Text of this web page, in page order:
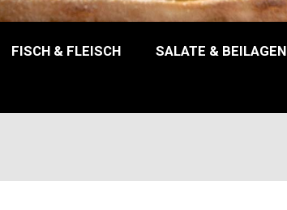
FISCH & FLEISCH SALATE & BEILAGEN